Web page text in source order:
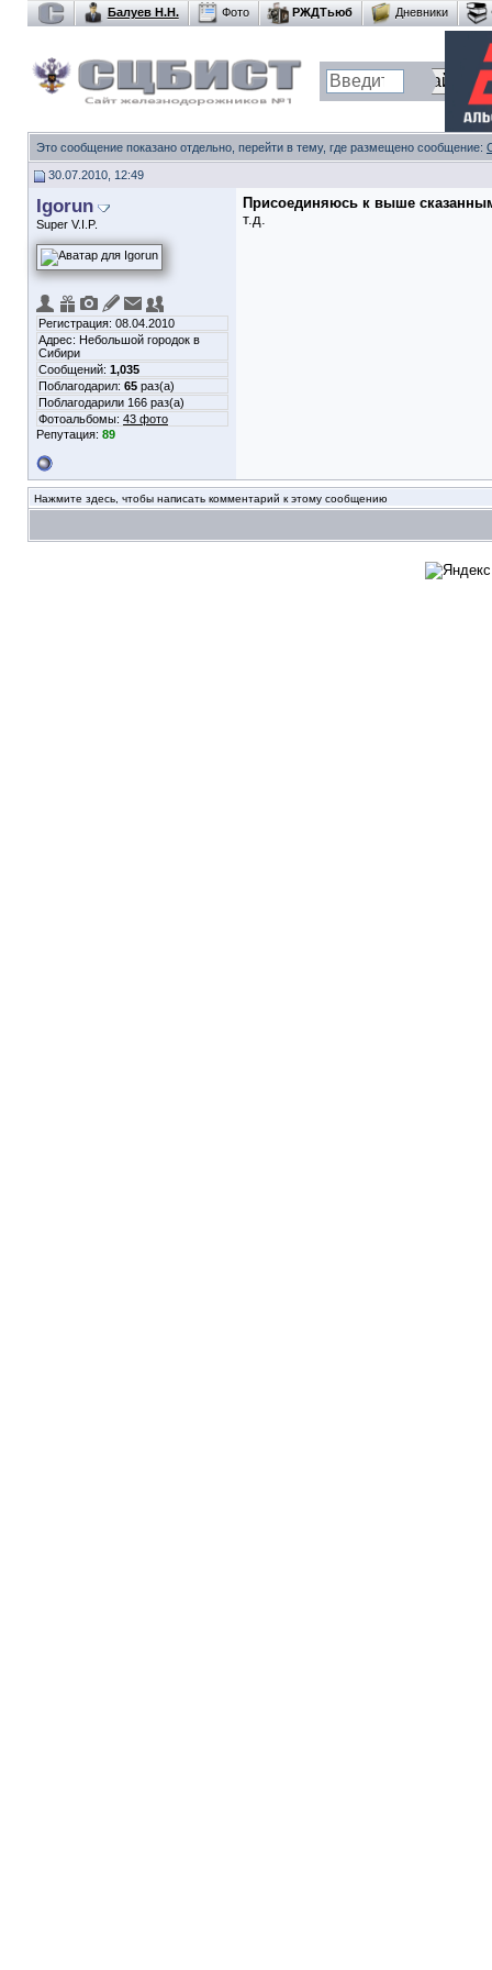
Балуев Н.Н. Фото РЖДТьюб Дневники
Это сообщение показано отдельно, перейти в тему, где размещено сообщение:
30.07.2010, 12:49
Igorun
Super V.I.P.
Регистрация: 08.04.2010
Адрес: Небольшой городок в
Сибири
Сообщений: 1,035
Поблагодарил: 65 раз(а)
Поблагодарили 166 раз(а)
Фотоальбомы: 43 фото
Репутация: 89
Присоединяюсь к выше
т.д.
Нажмите здесь, чтобы написать комментарий к этому сообщению